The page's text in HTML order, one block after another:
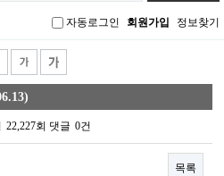
자동로그인 회원가입 정보찾기
22,227회 댓글 0건
목록